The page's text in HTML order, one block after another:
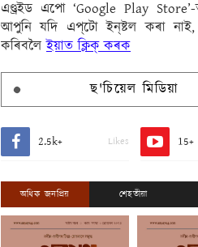
এণ্ড্ৰইড এপো ‘Google Play
আপুনি যদি এপ্‌টো ইন্‌ষ্টল কৰা নাই,
কৰিবলৈইয়াত ক্লিক্ কৰক
ছ'চিয়েল মিডিয়া
2.5k+ Likes 15+
অধিক জনপ্ৰিয় শেহতীয়া